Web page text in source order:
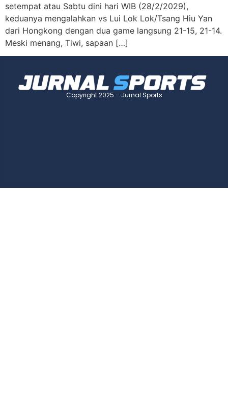
setempat atau Sabtu dini hari WIB (28/2/2029),
keduanya mengalahkan vs Lui Lok Lok/Tsang Hiu Yan
dari Hongkong dengan dua game langsung 21-15, 21-14.
Meski menang, Tiwi, sapaan […]
Copyright 2025 – Jurnal Sports